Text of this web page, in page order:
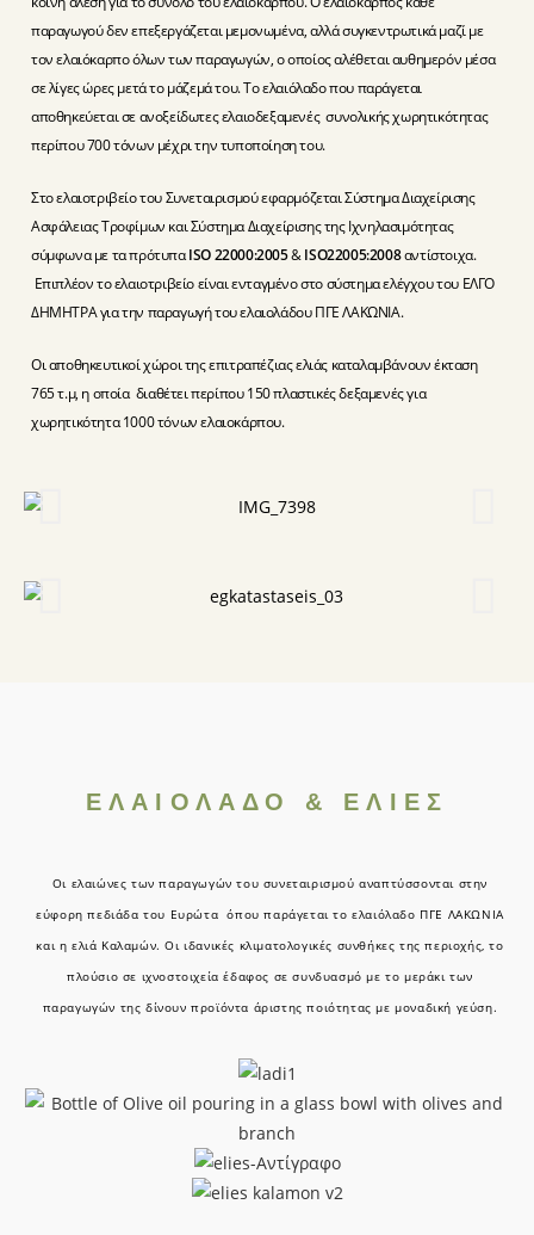
παραγωγού δεν επεξεργάζεται μεμονωμένα, αλλά συγκεντρωτικά μαζί με
τον ελαιόκαρπο όλων των παραγωγών, ο οποίος αλέθεται αυθημερόν μέσα
σε λίγες ώρες μετά το μάζεμά του. Το ελαιόλαδο που παράγεται
αποθηκεύεται σε ανοξείδωτες ελαιοδεξαμενές συνολικής χωρητικότητας
περίπου 700 τόνων μέχρι την τυποποίηση του.
Στο ελαιοτριβείο του Συνεταιρισμού εφαρμόζεται Σύστημα Διαχείρισης
Ασφάλειας Τροφίμων και Σύστημα Διαχείρισης της Ιχνηλασιμότητας
σύμφωνα με τα πρότυπαISO 22000:2005&ISO22005:2008αντίστοιχα.
Επιπλέον το ελαιοτριβείο είναι ενταγμένο στο σύστημα ελέγχου του ΕΛΓΟ
ΔΗΜΗΤΡΑ για την παραγωγή του ελαιολάδου ΠΓΕ ΛΑΚΩΝΙΑ.
Οι αποθηκευτικοί χώροι της επιτραπέζιας ελιάς καταλαμβάνουν έκταση
765 τ.μ, η οποία διαθέτει περίπου 150 πλαστικές δεξαμενές για
χωρητικότητα 1000 τόνων ελαιοκάρπου.
ΕΛΑΙΟΛΑΔΟ & ΕΛΙΕΣ
Οι ελαιώνες των παραγωγών του συνεταιρισμού αναπτύσσονται στην
εύφορη πεδιάδα του Ευρώτα όπου παράγεται το ελαιόλαδο ΠΓΕ ΛΑΚΩΝΙΑ
και η ελιά Καλαμών. Οι ιδανικές κλιματολογικές συνθήκες της περιοχής, το
πλούσιο σε ιχνοστοιχεία έδαφος σε συνδυασμό με το μεράκι των
παραγωγών της δίνουν προϊόντα άριστης ποιότητας με μοναδική γεύση.